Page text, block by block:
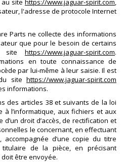
site https://www.jaguar-spirit.com,
l'adresse de protocole Internet
Parts ne collecte des informations
que pour le besoin de certains
site https://www.jaguar-spirit.com.
en toute connaissance de
par lui-même à leur saisie. Il est
site https://www.jaguar-spirit.com
informations.
des articles 38 et suivants de la loi
à l’informatique, aux fichiers et aux
droit d’accès, de rectification et
le concernant, en effectuant
d’une copie du titre
titulaire de la pièce, en précisant
être envoyée.